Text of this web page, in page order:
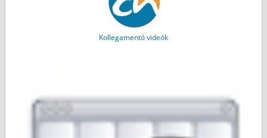
Kollegamentó videók